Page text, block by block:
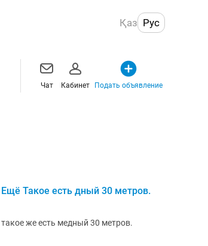
Қаз Рус
Чат Кабинет Подать объявление
Такое есть дный 30 метров.
же есть медный 30 метров.